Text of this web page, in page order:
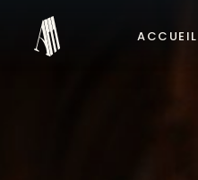
ACCUEIL